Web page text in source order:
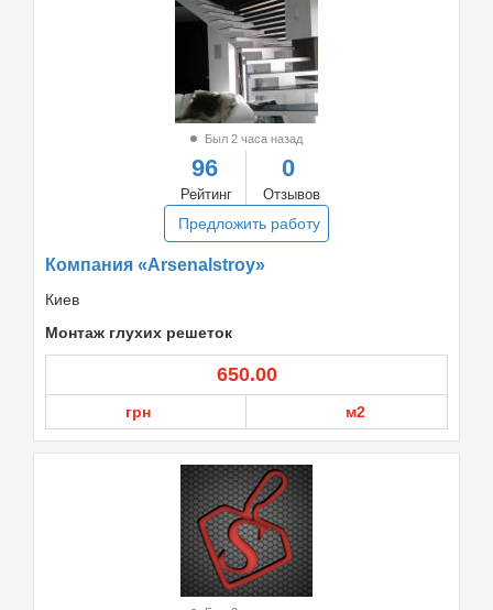
Был 2 часа назад
96
Рейтинг
0
Отзывов
Предложить работу
Компания «Arsenalstroy»
Киев
Монтаж глухих решеток
650.00
грн м2